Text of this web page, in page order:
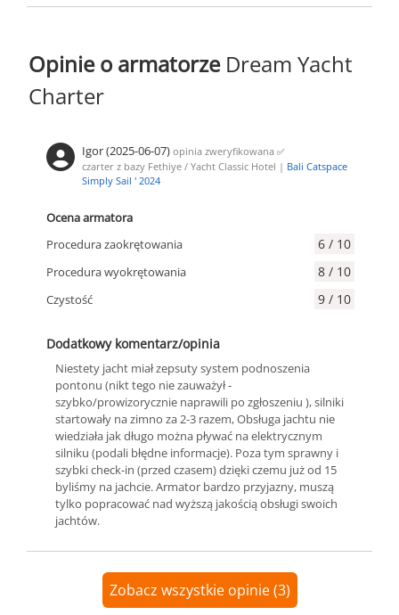
Opinie o armatorze Dream Yacht
Charter
Igor (2025-06-07) opinia zweryfikowana ✅
czarter z bazy Fethiye / Yacht Classic Hotel | Bali Catspace
Simply Sail ' 2024
Ocena armatora
Procedura zaokrętowania
6 / 10
Procedura wyokrętowania 8 / 10
Czystość 9 / 10
Dodatkowy komentarz/opinia
Niestety jacht miał zepsuty system podnoszenia
pontonu (nikt tego nie zauważył -
szybko/prowizorycznie naprawili po zgłoszeniu ), silniki
startowały na zimno za 2-3 razem, Obsługa jachtu nie
wiedziała jak długo można pływać na elektrycznym
silniku (podali błędne informacje). Poza tym sprawny i
szybki check-in (przed czasem) dzięki czemu już od 15
byliśmy na jachcie. Armator bardzo przyjazny, muszą
tylko popracować nad wyższą jakością obsługi swoich
jachtów.
Zobacz wszystkie opinie (3)